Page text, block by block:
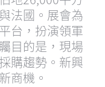
法國。展會為
台，扮演領軍
目的是，現場
購趨勢。新興
商機。